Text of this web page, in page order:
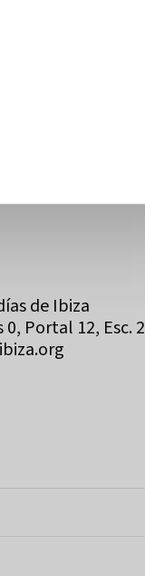
de Ibiza
0, Portal 12, Esc. 2